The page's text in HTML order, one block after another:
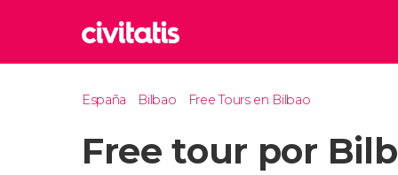
Reino
España Bilbao Free Tours en Bilbao
Free tour por